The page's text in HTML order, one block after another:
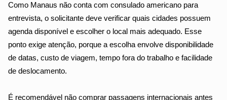
Como Manaus não conta com consulado americano para
entrevista, o solicitante deve verificar quais cidades possuem
agenda disponível e escolher o local mais adequado. Esse
ponto exige atenção, porque a escolha envolve disponibilidade
de datas, custo de viagem, tempo fora do trabalho e facilidade
de deslocamento.
É recomendável não comprar passagens internacionais antes